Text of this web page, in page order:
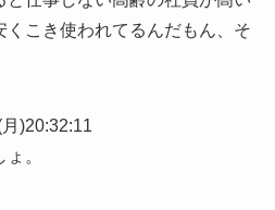
こき使われてるんだもん、そ
)20:32:11
。